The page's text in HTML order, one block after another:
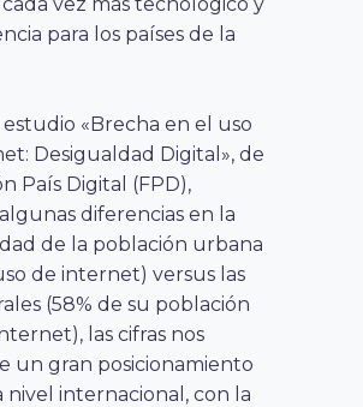
para los países de la
estudio «Brecha en el uso
Desigualdad Digital», de
País Digital (FPD),
diferencias en la
de la población urbana
de internet) versus las
(58% de su población
las cifras nos
un gran posicionamiento
nivel internacional, con la